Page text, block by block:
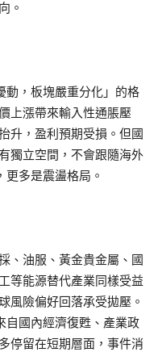
。
動，板塊嚴重分化」的格
上漲帶來輸入性通脹壓
升，盈利預期受損。但國
獨立空間，不會跟隨海外
多是震盪格局。
、油服、黃金貴金屬、國
等能源替代產業同樣受益
風險偏好回落承受拋壓。
自國內經濟復甦、產業政
停留在短期層面，事件消